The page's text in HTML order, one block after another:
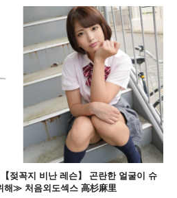
젖꼭지 비난 레슨】 곤란한 얼굴이 슈
≫ 처음외도섹스 高杉麻里